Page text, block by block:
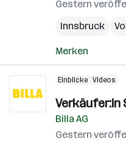
Gestern
Innsbruck
Merken
Einblicke Videos
Verkäufer:in
Billa AG
Gestern